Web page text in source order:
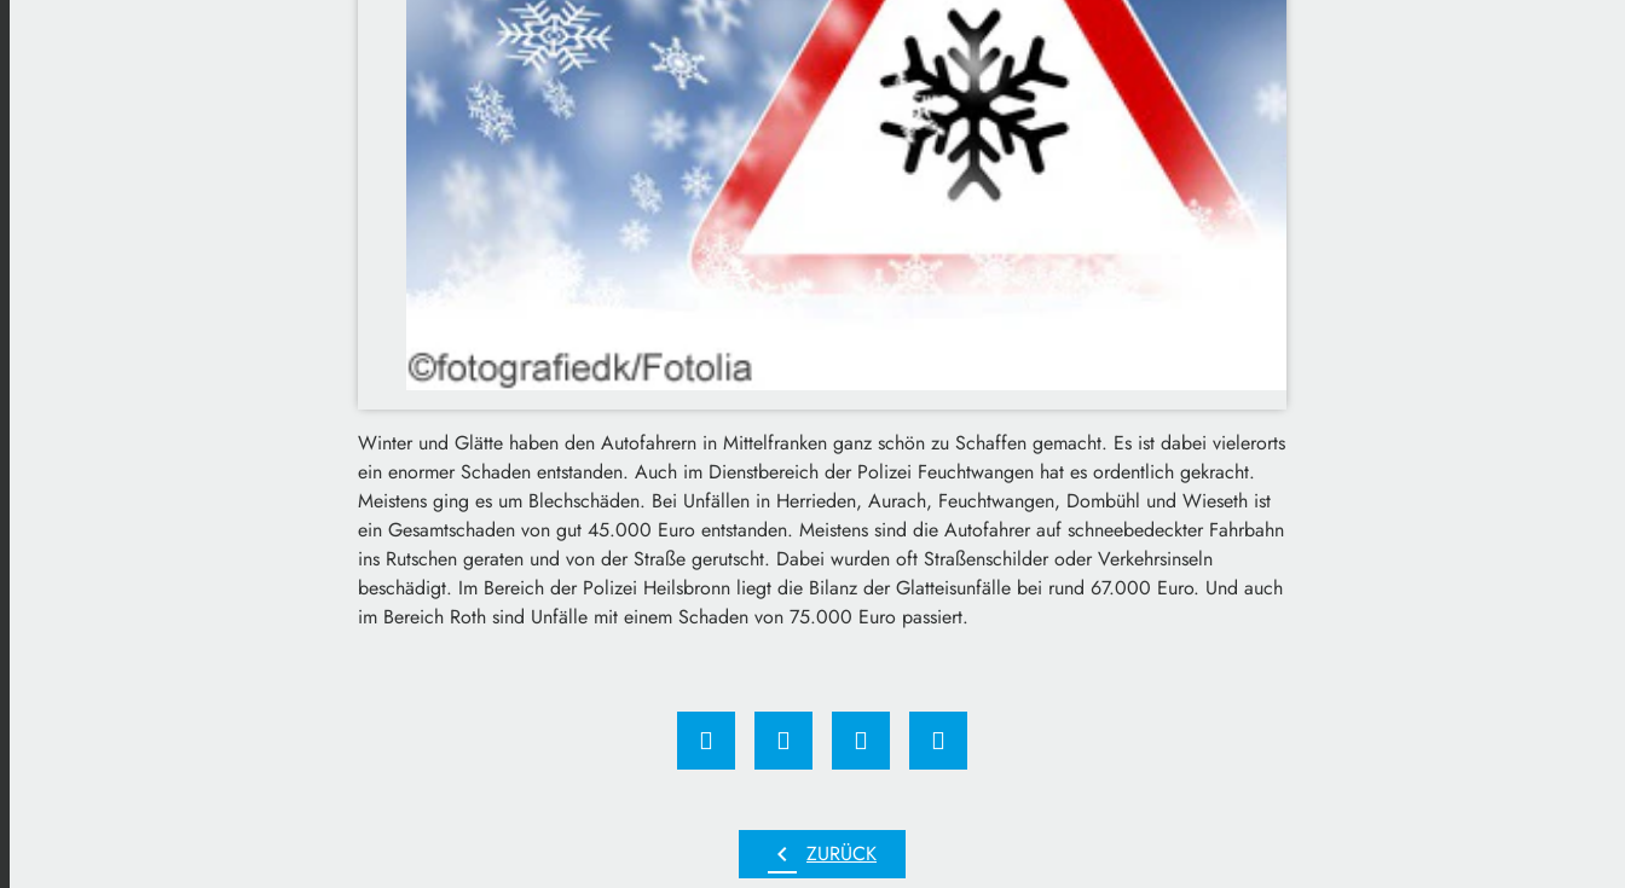
Winter und Glätte haben den Autofahrern in Mittelfranken ganz schön zu Schaffen gemacht. Es ist dabei vielerorts
ein enormer Schaden entstanden. Auch im Dienstbereich der Polizei Feuchtwangen hat es ordentlich gekracht.
Meistens ging es um Blechschäden. Bei Unfällen in Herrieden, Aurach, Feuchtwangen, Dombühl und Wieseth ist
ein Gesamtschaden von gut 45.000 Euro entstanden. Meistens sind die Autofahrer auf schneebedeckter Fahrbahn
ins Rutschen geraten und von der Straße gerutscht. Dabei wurden oft Straßenschilder oder Verkehrsinseln
beschädigt. Im Bereich der Polizei Heilsbronn liegt die Bilanz der Glatteisunfälle bei rund 67.000 Euro. Und auch
im Bereich Roth sind Unfälle mit einem Schaden von 75.000 Euro passiert.
chevron_left ZURÜCK